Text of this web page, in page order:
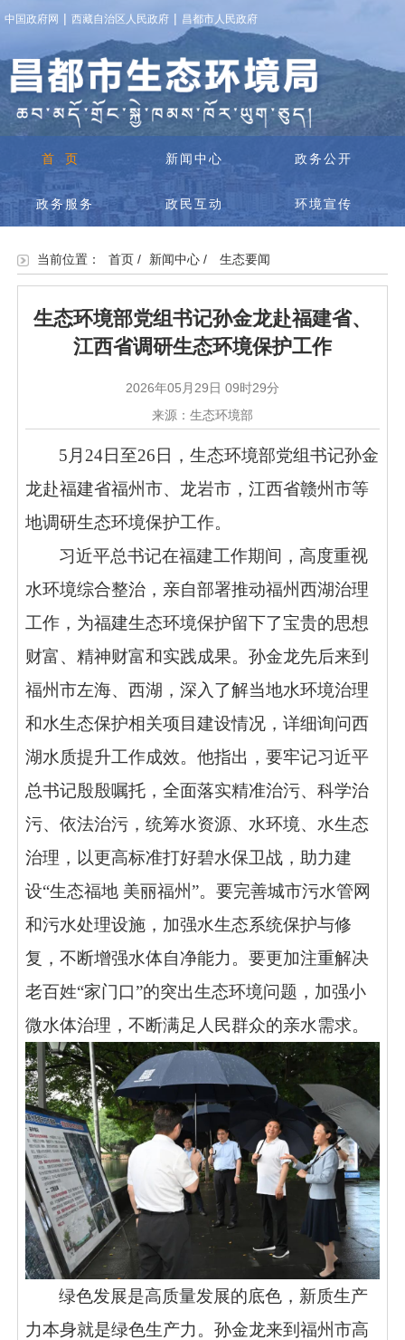
中国政府网 | 西藏自治区人民政府 | 昌都市人民政府
首页 新闻中心 政务公开
政务服务 政民互动 环境宣传
当前位置： 首页/ 新闻中心/ 生态要闻
生态环境部党组书记孙金龙赴福建省、
江西省调研生态环境保护工作
2026年05月29日 09时29分
来源：生态环境部
5月24日至26日，生态环境部党组书记孙金
龙赴福建省福州市、龙岩市，江西省赣州市等
地调研生态环境保护工作。
习近平总书记在福建工作期间，高度重视
水环境综合整治，亲自部署推动福州西湖治理
工作，为福建生态环境保护留下了宝贵的思想
财富、精神财富和实践成果。孙金龙先后来到
福州市左海、西湖，深入了解当地水环境治理
和水生态保护相关项目建设情况，详细询问西
湖水质提升工作成效。他指出，要牢记习近平
总书记殷殷嘱托，全面落实精准治污、科学治
污、依法治污，统筹水资源、水环境、水生态
治理，以更高标准打好碧水保卫战，助力建
设“生态福地 美丽福州”。要完善城市污水管网
和污水处理设施，加强水生态系统保护与修
复，不断增强水体自净能力。要更加注重解决
老百姓“家门口”的突出生态环境问题，加强小
微水体治理，不断满足人民群众的亲水需求。
绿色发展是高质量发展的底色，新质生产
力本身就是绿色生产力。孙金龙来到福州市高